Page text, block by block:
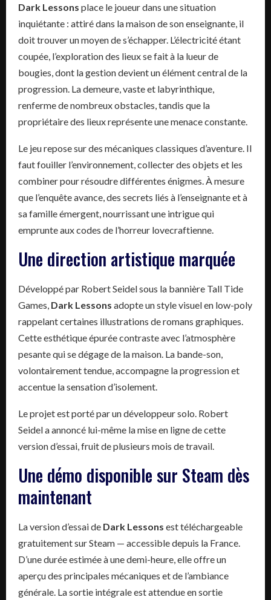
Dark Lessons place le joueur dans une situation
inquiétante : attiré dans la maison de son enseignante, il
doit trouver un moyen de s’échapper. L’électricité étant
coupée, l’exploration des lieux se fait à la lueur de
bougies, dont la gestion devient un élément central de la
progression. La demeure, vaste et labyrinthique,
renferme de nombreux obstacles, tandis que la
propriétaire des lieux représente une menace constante.
Le jeu repose sur des mécaniques classiques d’aventure. Il
faut fouiller l’environnement, collecter des objets et les
combiner pour résoudre différentes énigmes. À mesure
que l’enquête avance, des secrets liés à l’enseignante et à
sa famille émergent, nourrissant une intrigue qui
emprunte aux codes de l’horreur lovecraftienne.
Une direction artistique marquée
Développé par Robert Seidel sous la bannière Tall Tide
Games, Dark Lessons adopte un style visuel en low-poly
rappelant certaines illustrations de romans graphiques.
Cette esthétique épurée contraste avec l’atmosphère
pesante qui se dégage de la maison. La bande-son,
volontairement tendue, accompagne la progression et
accentue la sensation d’isolement.
Le projet est porté par un développeur solo. Robert
Seidel a annoncé lui-même la mise en ligne de cette
version d’essai, fruit de plusieurs mois de travail.
Une démo disponible sur Steam dès
maintenant
La version d’essai de Dark Lessons est téléchargeable
gratuitement sur Steam — accessible depuis la France.
D’une durée estimée à une demi-heure, elle offre un
aperçu des principales mécaniques et de l’ambiance
générale. La sortie intégrale est attendue en sortie